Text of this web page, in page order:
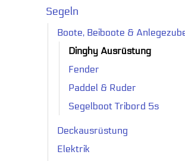
Segeln
Boote, Beiboote &
Dinghy Ausrüstung
Fender
Paddel & Ruder
Segelboot Tribord 5s
Deckausrüstung
Elektrik